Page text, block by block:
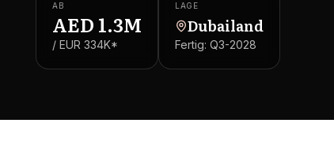
AB
AED 1.3M
/ EUR 334K*
LAGE
Dubailand
Fertig: Q3-2028